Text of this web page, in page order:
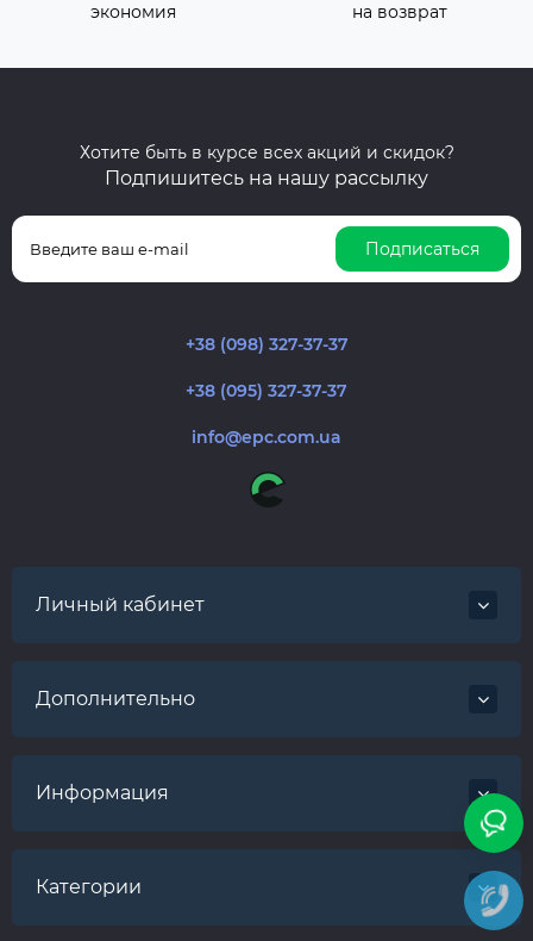
экономия
на возврат
Хотите быть в курсе всех акций и скидок?
Подпишитесь на нашу рассылку
Подписаться
+38 (098) 327-37-37
+38 (095) 327-37-37
info@epc.com.ua
Личный кабинет
Дополнительно
Информация
Категории